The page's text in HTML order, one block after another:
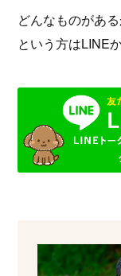
どんなものがあ
という方はLINE